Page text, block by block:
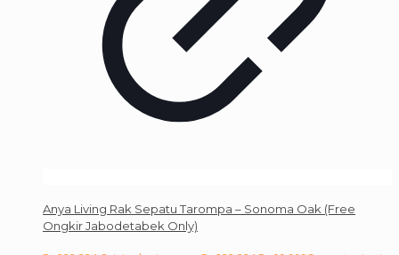
Anya Living Rak Sepatu Tarompa – Sonoma Oak (Free
Ongkir Jabodetabek Only)